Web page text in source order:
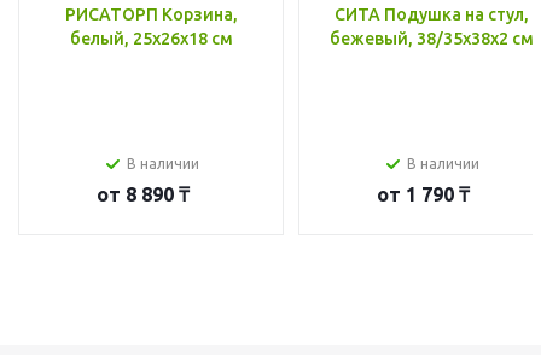
РИСАТОРП Корзина,
белый, 25x26x18 см
В наличии
от 8 890 ₸
СИТА Подушка на стул,
бежевый, 38/35x38x2 см
В наличии
от 1 790 ₸